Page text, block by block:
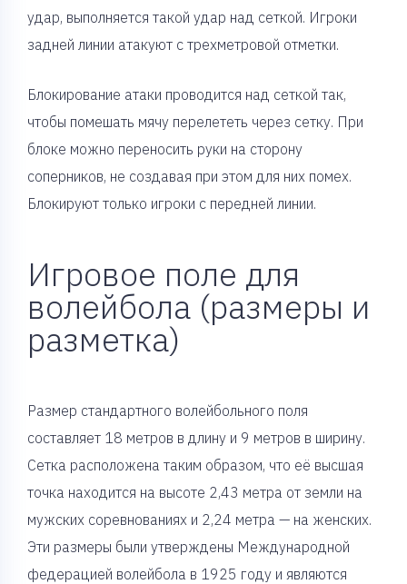
удар, выполняется такой удар над сеткой. Игроки
задней линии атакуют с трехметровой отметки.
Блокирование атаки проводится над сеткой так,
чтобы помешать мячу перелететь через сетку. При
блоке можно переносить руки на сторону
соперников, не создавая при этом для них помех.
Блокируют только игроки с передней линии.
Игровое поле для
волейбола (размеры и
разметка)
Размер стандартного волейбольного поля
составляет 18 метров в длину и 9 метров в ширину.
Сетка расположена таким образом, что её высшая
точка находится на высоте 2,43 метра от земли на
мужских соревнованиях и 2,24 метра — на женских.
Эти размеры были утверждены Международной
федерацией волейбола в 1925 году и являются